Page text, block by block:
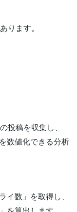
ります。
投稿を収集し、
数値化できる分析
イ数」を取得し、